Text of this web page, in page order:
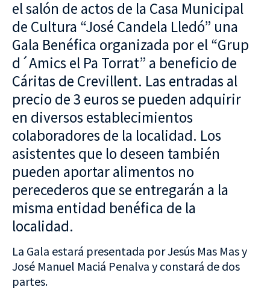
el salón de actos de la Casa Municipal
de Cultura “José Candela Lledó” una
Gala Benéfica organizada por el “Grup
d´Amics el Pa Torrat” a beneficio de
Cáritas de Crevillent. Las entradas al
precio de 3 euros se pueden adquirir
en diversos establecimientos
colaboradores de la localidad. Los
asistentes que lo deseen también
pueden aportar alimentos no
perecederos que se entregarán a la
misma entidad benéfica de la
localidad.
La Gala estará presentada por Jesús Mas Mas y
José Manuel Maciá Penalva y constará de dos
partes.